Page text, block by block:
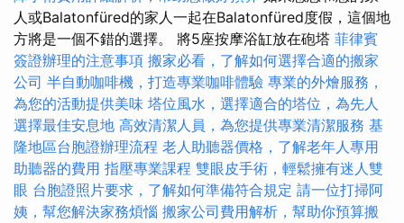
人或Balatonfüred的家人一起在Balatonfüred度假，這個地
方將是一個不錯的選擇。 將5座按摩浴缸放在砲塔 菲律賓
簽證辦理的注意事項 搬家必看，了解如何選擇合適的搬家
公司 半自動咖啡機，打造專業咖啡體驗 專業的外燴服務，
為您的活動提供美味 塔位風水，選擇適合的塔位，為先人
選擇最佳安息地 高效清潔人員，為您提供專業清潔服務 基
隆地區台胞證辦理流程 老人助聽器價格，了解老年人專用
助聽器的費用 指壓專業課程 雙眼皮手術，輕鬆擁有迷人雙
眼 台胞證照片要求，了解如何準備符合規定 請一位打掃阿
姨，幫您解決家務煩惱 搬家公司費用解析，幫助你預算搬